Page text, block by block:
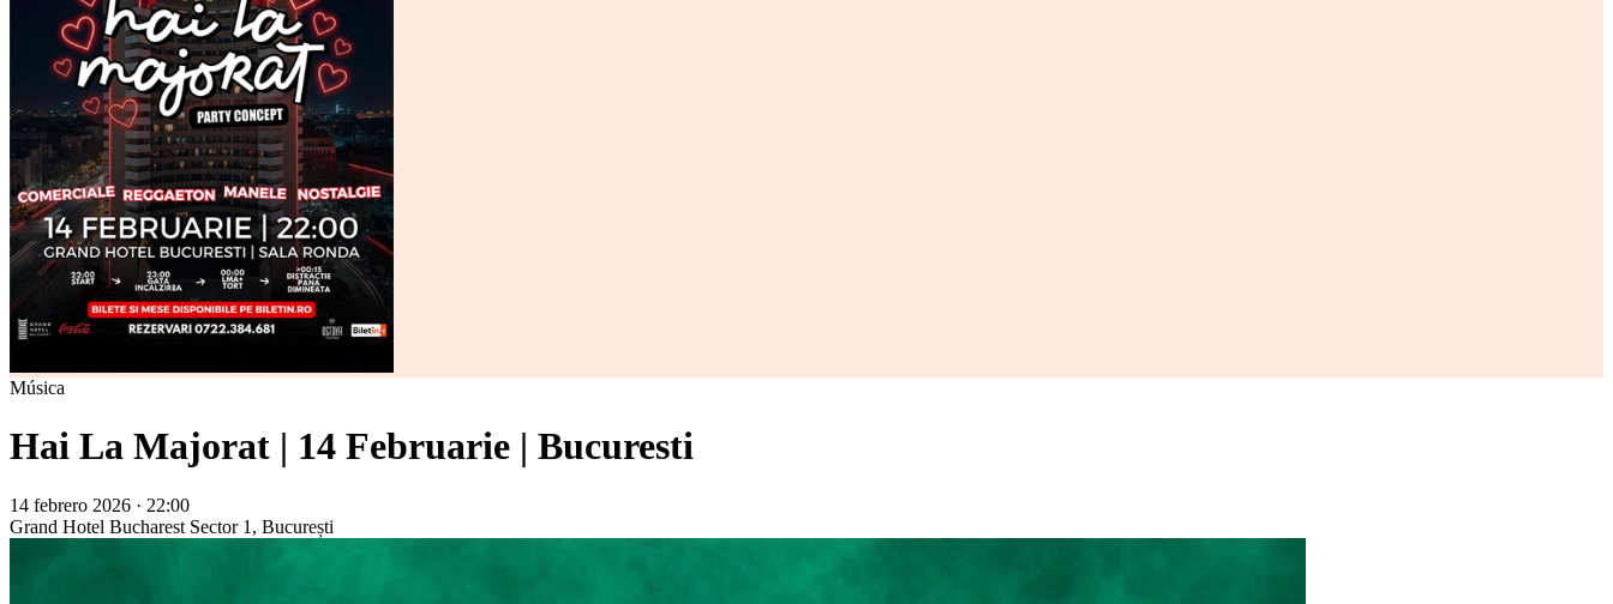
Música
Hai La Majorat | 14 Februarie | Bucuresti
14 febrero 2026 · 22:00
Grand Hotel Bucharest Sector 1, București